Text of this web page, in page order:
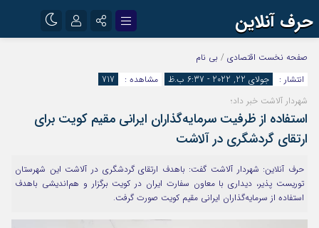
حرف آنلاین
اینستاگرام
آپارات
رمز عبور
مرا به خاطر بسپار
صفحه نخست اقتصادی / بی نام
انتشار :
جولای 22, 2022 - 6:37 ب.ظ مشاهده :
717
شهردار آلاشت خبر داد؛
استفاده از ظرفیت سرمایه‌گذاران ایرانی مقیم کویت برای
ارتقای گردشگری در آلاشت
حرف آنلاین: شهردار آلاشت گفت: باهدف ارتقای گردشگری در آلاشت این شهرستان
توریست پذیر، دیداری با معاون سفارت ایران در کویت برگزار و هم‌اندیشی باهدف
استفاده از سرمایه‌گذاران ایرانی مقیم کویت صورت گرفت.